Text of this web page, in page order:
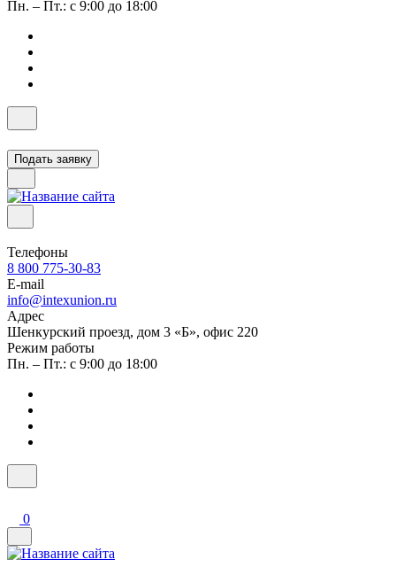
Пн. – Пт.: с 9:00 до 18:00
Подать заявку
Телефоны
8 800 775-30-83
E-mail
info@intexunion.ru
Адрес
Шенкурский проезд, дом 3 «Б», офис 220
Режим работы
Пн. – Пт.: с 9:00 до 18:00
0